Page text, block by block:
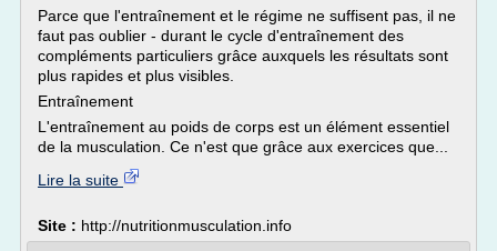
Parce que l'entraînement et le régime ne suffisent pas, il ne
faut pas oublier - durant le cycle d'entraînement des
compléments particuliers grâce auxquels les résultats sont
plus rapides et plus visibles.
Entraînement
L'entraînement au poids de corps est un élément essentiel
de la musculation. Ce n'est que grâce aux exercices que...
Lire la suite
Site : http://nutritionmusculation.info